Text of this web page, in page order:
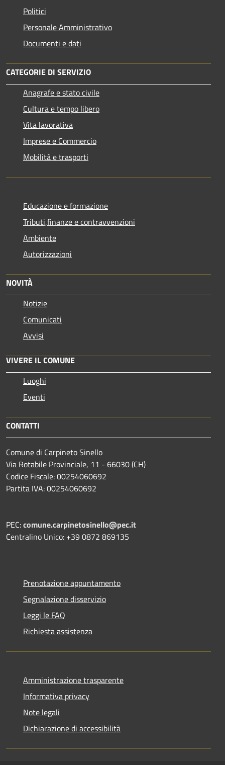
Politici
Personale Amministrativo
Documenti e dati
CATEGORIE DI SERVIZIO
Anagrafe e stato civile
Cultura e tempo libero
Vita lavorativa
Imprese e Commercio
Mobilità e trasporti
Educazione e formazione
Tributi,finanze e contravvenzioni
Ambiente
Autorizzazioni
NOVITÀ
Notizie
Comunicati
Avvisi
VIVERE IL COMUNE
Luoghi
Eventi
CONTATTI
Comune di Carpineto Sinello
Via Rotabile Provinciale, 11 - 66030 (CH)
Codice Fiscale: 00254060692
Partita IVA: 00254060692
PEC:comune.carpinetosinello@pec.it
Centralino Unico: +39 0872 869135
Prenotazione appuntamento
Segnalazione disservizio
Leggi le FAQ
Richiesta assistenza
Amministrazione trasparente
Informativa privacy
Note legali
Dichiarazione di accessibilità